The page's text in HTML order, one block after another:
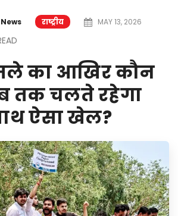
राष्ट्रीय
MAY 13, 2026
का आखिर कौन
तक चलते रहेगा
ऐसा खेल?